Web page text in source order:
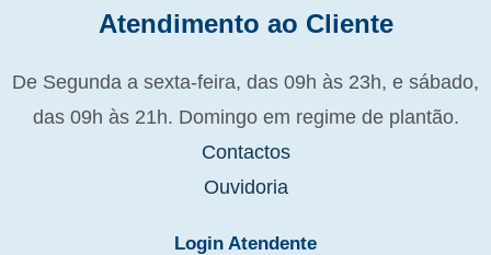
Atendimento ao Cliente
De Segunda a sexta-feira, das 09h às 23h, e sábado,
das 09h às 21h. Domingo em regime de plantão.
Contactos
Ouvidoria
Login Atendente